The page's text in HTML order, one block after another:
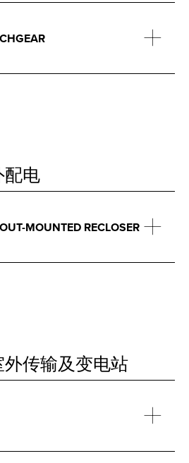
电
MOUNTED RECLOSER
传输及变电站